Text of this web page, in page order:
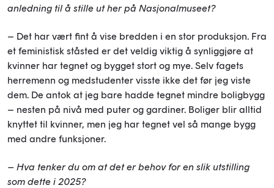
anledning til å stille ut her på Nasjonalmuseet?
– Det har vært fint å vise bredden i en stor produksjon. Fra
et feministisk ståsted er det veldig viktig å synliggjøre at
kvinner har tegnet og bygget stort og mye. Selv fagets
herremenn og medstudenter visste ikke det før jeg viste
dem. De antok at jeg bare hadde tegnet mindre boligbygg
– nesten på nivå med puter og gardiner. Boliger blir alltid
knyttet til kvinner, men jeg har tegnet vel så mange bygg
med andre funksjoner.
– Hva tenker du om at det er behov for en slik utstilling
som dette i 2025?